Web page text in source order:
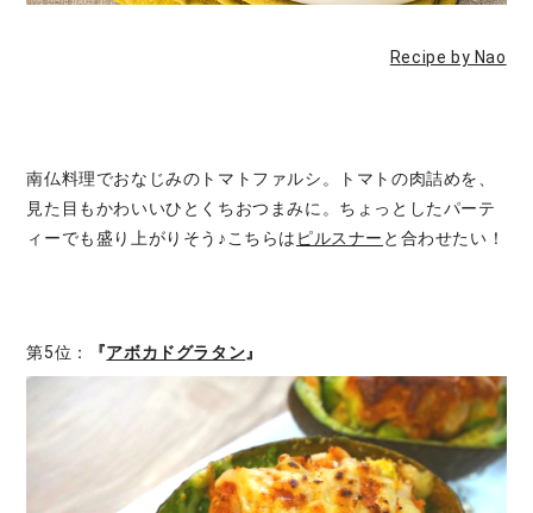
Recipe by Nao
南仏料理でおなじみのトマトファルシ。トマトの肉詰めを、
見た目もかわいいひとくちおつまみに。ちょっとしたパーテ
ィーでも盛り上がりそう♪こちらは ピルスナー と合わせたい！
第5位： 『アボカドグラタン』